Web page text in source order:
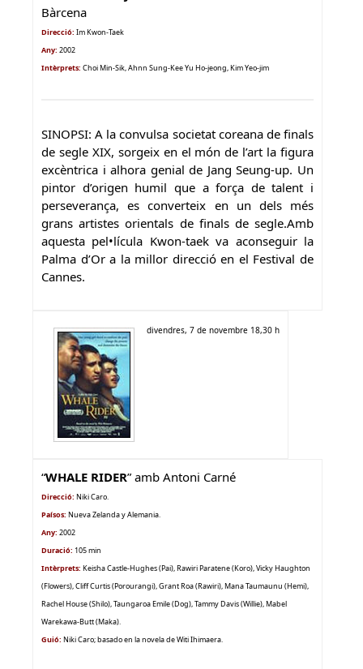
Bàrcena
Direcció: Im Kwon-Taek
Any: 2002
Intèrprets: Choi Min-Sik, Ahnn Sung-Kee Yu Ho-jeong, Kim Yeo-jim
SINOPSI: A la convulsa societat coreana de finals
de segle XIX, sorgeix en el món de l’art la figura
excèntrica i alhora genial de Jang Seung-up. Un
pintor d’origen humil que a força de talent i
perseverança, es converteix en un dels més
grans artistes orientals de finals de segle.Amb
aquesta pel•lícula Kwon-taek va aconseguir la
Palma d’Or a la millor direcció en el Festival de
Cannes.
divendres, 7 de novembre 18,30 h
“WHALE RIDER” amb Antoni Carné
Direcció: Niki Caro.
Paísos: Nueva Zelanda y Alemania.
Any: 2002
Duració: 105 min
Intèrprets: Keisha Castle-Hughes (Pai), Rawiri Paratene (Koro), Vicky Haughton
(Flowers), Cliff Curtis (Porourangi), Grant Roa (Rawiri), Mana Taumaunu (Hemi),
Rachel House (Shilo), Taungaroa Emile (Dog), Tammy Davis (Willie), Mabel
Warekawa-Butt (Maka).
Guió: Niki Caro; basado en la novela de Witi Ihimaera.